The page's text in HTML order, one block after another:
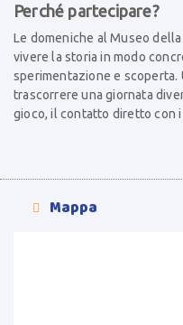
Perché partecipare?
Le domeniche al Museo
vivere la storia in modo
sperimentazione e scoperta.
trascorrere una giornata
gioco, il contatto diretto con i
 Mappa